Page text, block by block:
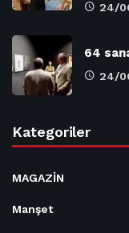
24/
64
24/
Kategoriler
MAGAZİN
Manşet